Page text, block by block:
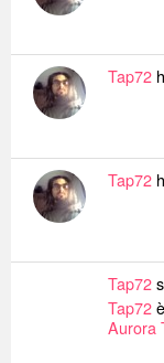
Tap72
Tap72
Tap72
Tap72
Aurora